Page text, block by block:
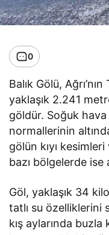
0
Balık Gölü,
yaklaşık 2.241
göldür. Soğuk
normallerinin
gölün kıyı kesimleri
bazı bölgelerde ise
Göl, yaklaşık 34
tatlı su özelliklerini
kış aylarında buzla